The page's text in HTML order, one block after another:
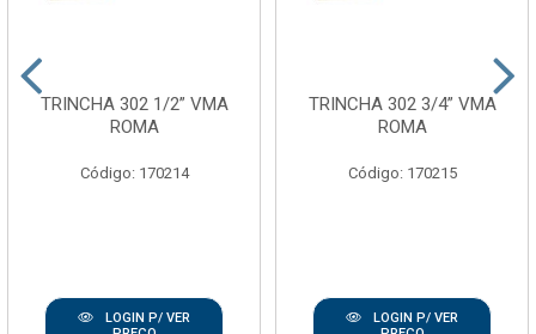
TRINCHA 302 1/2” VMA
ROMA
Código: 170214
LOGIN P/ VER
TRINCHA 302 3/4” VMA
ROMA
Código: 170215
LOGIN P/ VER